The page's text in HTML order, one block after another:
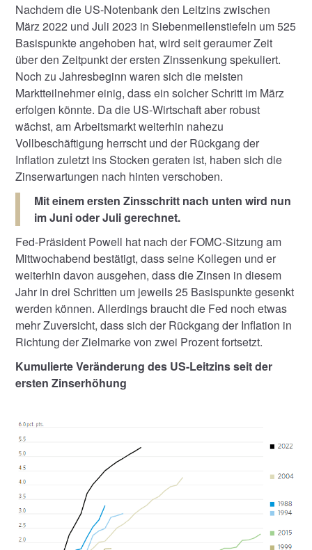
Nachdem die US-Notenbank den Leitzins zwischen
März 2022 und Juli 2023 in Siebenmeilenstiefeln um 525
Basispunkte angehoben hat, wird seit geraumer Zeit
über den Zeitpunkt der ersten Zinssenkung spekuliert.
Noch zu Jahresbeginn waren sich die meisten
Marktteilnehmer einig, dass ein solcher Schritt im März
erfolgen könnte. Da die US-Wirtschaft aber robust
wächst, am Arbeitsmarkt weiterhin nahezu
Vollbeschäftigung herrscht und der Rückgang der
Inflation zuletzt ins Stocken geraten ist, haben sich die
Zinserwartungen nach hinten verschoben.
Mit einem ersten Zinsschritt nach unten wird nun
im Juni oder Juli gerechnet.
Fed-Präsident Powell hat nach der FOMC-Sitzung am
Mittwochabend bestätigt, dass seine Kollegen und er
weiterhin davon ausgehen, dass die Zinsen in diesem
Jahr in drei Schritten um jeweils 25 Basispunkte gesenkt
werden können. Allerdings braucht die Fed noch etwas
mehr Zuversicht, dass sich der Rückgang der Inflation in
Richtung der Zielmarke von zwei Prozent fortsetzt.
Kumulierte Veränderung des US-Leitzins seit der
ersten Zinserhöhung